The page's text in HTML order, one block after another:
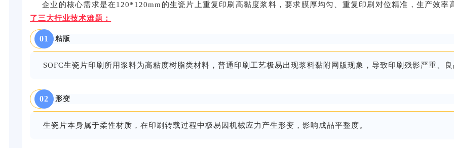
企业 的核心需求是在120*120mm的生瓷片上重复印刷高黏度浆料，要求膜厚均匀、重复印刷对位精准，生产效率
了三大行业技术难题 ：
01 粘版
SOFC生瓷片印刷所用浆料为高粘度树脂类材料，普通 印刷工艺极易出现浆料黏附网版现象，导致印刷残影严重、
02 形变
生瓷片本身属于柔性材质，在印刷转载过程中极易因机械应力产生形变，影响成品平整度。